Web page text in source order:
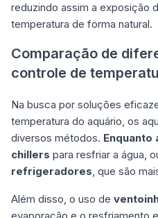
reduzindo assim a exposição
temperatura de forma natural.
Comparação de
controle de
Na busca por soluções
temperatura do aquário, os
diversos métodos. Enquanto
chillers para resfriar a água,
refrigeradores, que são
Além disso, o uso de